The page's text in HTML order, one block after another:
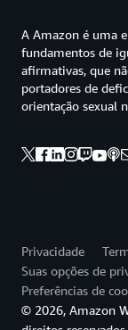
A Amazon é uma
fundamentos de
afirmativas, que
portadores de
orientação sexual
Privacidade
Suas opções de
Preferências de
© 2026, Amazon